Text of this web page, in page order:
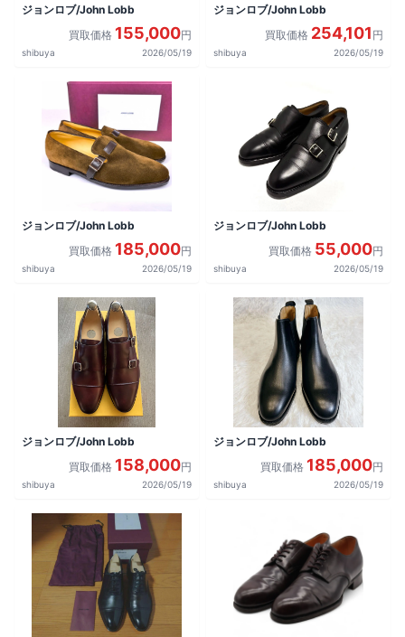
ジョンロブ/John Lobb
買取価格 155,000円
shibuya 2026/05/19
ジョンロブ/John Lobb
買取価格 254,101 円
shibuya 2026/05/19
ジョンロブ/John Lobb
買取価格 185,000円
shibuya 2026/05/19
ジョンロブ/John Lobb
買取価格 55,000円
shibuya 2026/05/19
ジョンロブ/John Lobb
買取価格 158,000円
shibuya 2026/05/19
ジョンロブ/John Lobb
買取価格 185,000円
shibuya 2026/05/19